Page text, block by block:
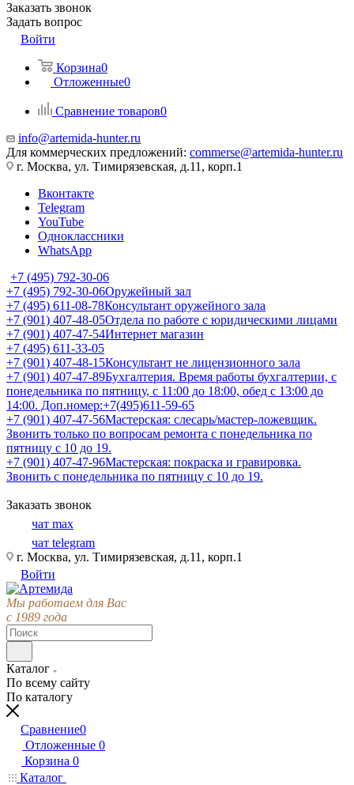
Заказать звонок
Задать вопрос
Войти
Корзина0
Отложенные0
Сравнение товаров0
info@artemida-hunter.ru
Для коммерческих предложений: commerse@artemida-hunter.ru
г. Москва, ул. Тимирязевская, д.11, корп.1
Вконтакте
Telegram
YouTube
Одноклассники
WhatsApp
+7 (495) 792-30-06
+7 (495) 792-30-06Оружейный зал
+7 (495) 611-08-78Консультант оружейного зала
+7 (901) 407-48-05Отдела по работе с юридическими лицами
+7 (901) 407-47-54Интернет магазин
+7 (495) 611-33-05
+7 (901) 407-48-15Консультант не лицензионного зала
+7 (901) 407-47-89Бухгалтерия. Время работы бухгалтерии, с
понедельника по пятницу, с 11:00 до 18:00, обед с 13:00 до
14:00. Доп.номер:+7(495)611-59-65
+7 (901) 407-47-56Мастерская: слесарь/мастер-ложевщик.
Звонить только по вопросам ремонта с понедельника по
пятницу с 10 до 19.
+7 (901) 407-47-96Мастерская: покраска и гравировка.
Звонить с понедельника по пятницу с 10 до 19.
Заказать звонок
чат max
чат telegram
г. Москва, ул. Тимирязевская, д.11, корп.1
Войти
Мы работаем для Вас
с 1989 года
Каталог
По всему сайту
По каталогу
Сравнение0
Отложенные 0
Корзина 0
Каталог